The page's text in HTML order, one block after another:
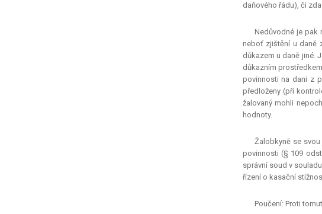
daňového řádu), či
Nedůvodné je pak
neboť zjištění u daně
důkazem u daně jiné.
důkazním
povinnosti na dani z
předloženy (při
žalovaný mohli
hodnoty.
Žalobkyně se
povinnosti (§ 109
správní soud v
řízení o kasační
Poučení: Proti